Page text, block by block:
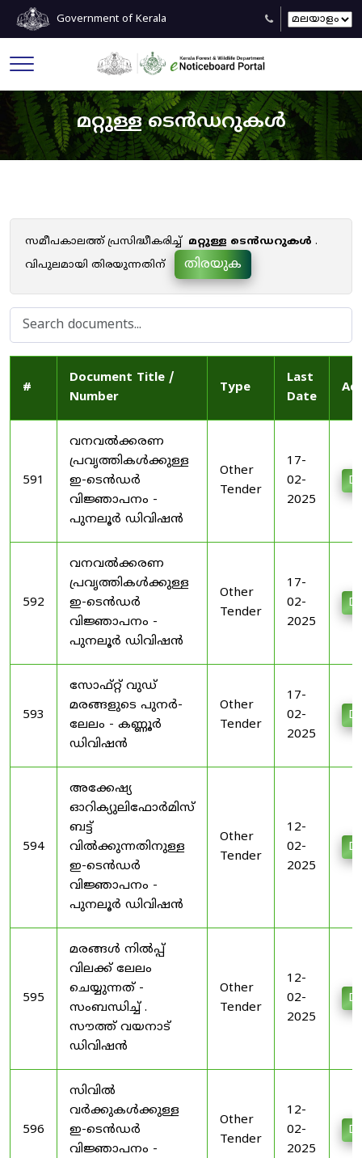
Government of Kerala
മറ്റുള്ള ടെൻഡറുകൾ
സമീപകാലത്ത് പ്രസിദ്ധീകരിച്ച് മറ്റുള്ള ടെൻഡറുകൾ .
വിപുലമായി തിരയുന്നതിന്
തിരയുക
#
Document Title /
Number
Type
Last
Date
591
വനവൽക്കരണ
പ്രവൃത്തികൾക്കുള്ള
ഇ-ടെൻഡർ
വിജ്ഞാപനം -
പുനലൂർ ഡിവിഷൻ
Other
Tender
17-
02-
2025
592
വനവൽക്കരണ
പ്രവൃത്തികൾക്കുള്ള
ഇ-ടെൻഡർ
വിജ്ഞാപനം -
പുനലൂർ ഡിവിഷൻ
Other
Tender
17-
02-
2025
593
സോഫ്റ്റ് വുഡ്
മരങ്ങളുടെ പുനർ-
ലേലം - കണ്ണൂർ
ഡിവിഷൻ
Other
Tender
17-
02-
2025
594
അക്കേഷ്യ
ഓറിക്യുലിഫോർമിസ്
ബട്ട്
വിൽക്കുന്നതിനുള്ള
ഇ-ടെൻഡർ
വിജ്ഞാപനം -
പുനലൂർ ഡിവിഷൻ
Other
Tender
12-
02-
2025
595
മരങ്ങൾ നിൽപ്പ്
വിലക്ക് ലേലം
ചെയ്യുന്നത് -
സംബന്ധിച്ച് .
സൗത്ത് വയനാട്
ഡിവിഷൻ
Other
Tender
12-
02-
2025
596
സിവിൽ
വർക്കുകൾക്കുള്ള
ഇ-ടെൻഡർ
വിജ്ഞാപനം -
Other
Tender
12-
02-
2025